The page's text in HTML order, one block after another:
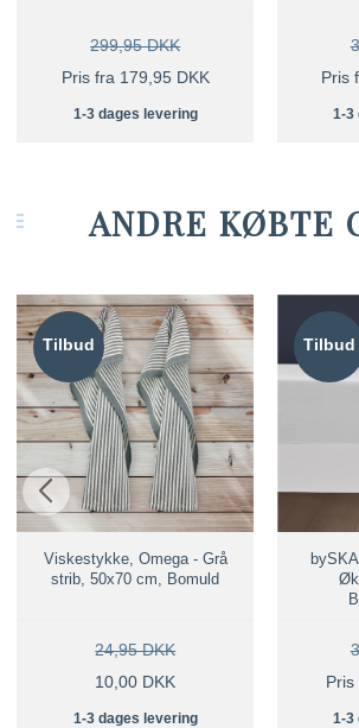
299,95 DKK
Pris fra 179,95 DKK
1-3 dages levering
Pris
1-3
ANDRE KØBTE
Tilbud
Viskestykke, Omega - Grå
strib, 50x70 cm, Bomuld
24,95 DKK
10,00 DKK
1-3 dages levering
Tilbud
Pris
1-3